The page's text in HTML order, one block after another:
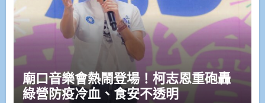
廟口音樂會熱鬧登場！柯志恩重砲轟
綠營防疫冷血、食安不透明